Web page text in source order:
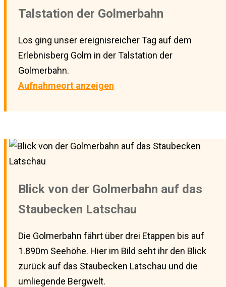
Talstation der Golmerbahn
Los ging unser ereignisreicher Tag auf dem
Erlebnisberg Golm in der Talstation der
Golmerbahn.
Aufnahmeort anzeigen
Blick von der Golmerbahn auf das
Staubecken Latschau
Die Golmerbahn fährt über drei Etappen bis auf
1.890m Seehöhe. Hier im Bild seht ihr den Blick
zurück auf das Staubecken Latschau und die
umliegende Bergwelt.